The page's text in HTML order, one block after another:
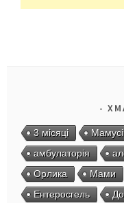
3 місяці Мамусі
амбулаторія
Орлика
Мами
Ентеросгель